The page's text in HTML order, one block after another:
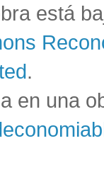
está
.
en una